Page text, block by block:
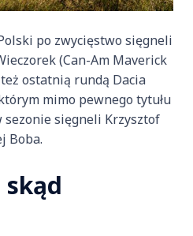
po zwycięstwo sięgneli
(Can-Am Maverick
też ostatnią rundą Dacia
mimo pewnego tytułu
sezonie sięgneli Krzysztof
Boba.